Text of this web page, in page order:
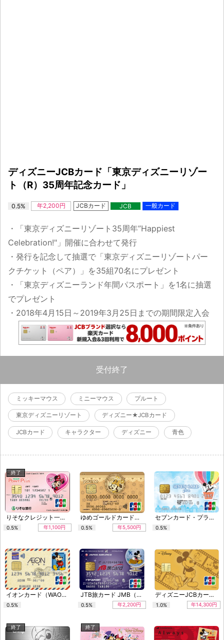
ディズニーJCBカード「東京ディズニーリゾー
ト（R）35周年記念カード」
0.5% 年2,200円 JCBカード JCB 一般カード
・「東京ディズニーリゾート35周年”Happiest
Celebration!"」開催に合わせて発行
・発行を記念して抽選で「東京ディズニーリゾートパー
クチケット（ペア）」を35組70名にプレゼント
・「東京ディズニーランド年間パスポート」を1名に抽選
でプレゼント
・2018年4月15日～2019年3月25日までの期間限定入会
受付終了
ミッキーマウス ミニーマウス プルート
東京ディズニーリゾート ディズニー★JCBカード
JCBカード キャラクター ディズニー 青色
りそなクレジット一体型カード〈クラブポイントプラス〉
0.5% 年1,100円
終了
ゆめゴールドカード（ゆめかクレジット）
0.5% 年5,500円
セブンカード・プラス ディズニー・デザイン nanaco紐付型
0.5%
イオンカード（WAON一体型/ミッキーマウス デザイン）
0.5%
JTB旅カード JMB（ディズニーデザイン）
0.5% 年2,200円
ディズニーJCBカード ゴールドカード（ミッキーマウス&フレンズ）
1.0% 年14,300円
終了 終了